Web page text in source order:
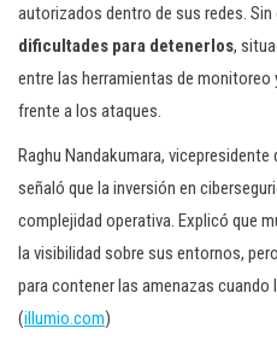
autorizados dentro de sus redes. Sin
dificultades para detenerlos,
entre las herramientas de
frente a los ataques.
Raghu Nandakumara,
señaló que la inversión en
complejidad operativa. Explicó que
la visibilidad sobre sus entornos,
para contener las amenazas
(illumio.com)